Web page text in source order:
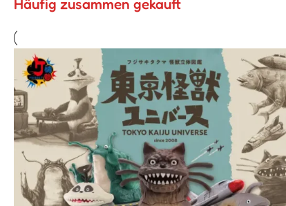
Häufig zusammen gekauft